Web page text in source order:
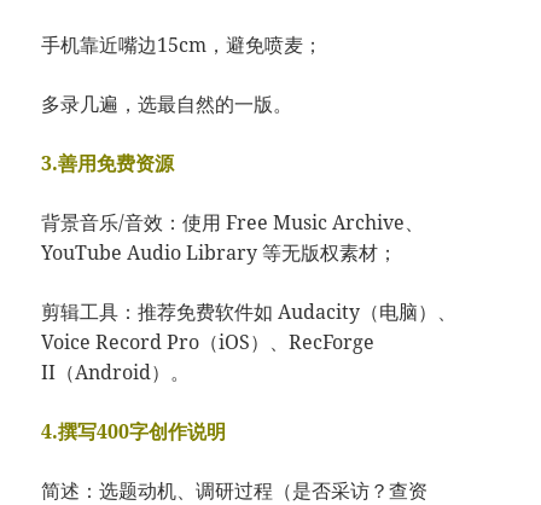
手机靠近嘴边15cm，避免喷麦；
多录几遍，选最自然的一版。
3.善用免费资源
背景音乐/音效：使用 Free Music Archive、
YouTube Audio Library 等无版权素材；
剪辑工具：推荐免费软件如 Audacity（电脑）、
Voice Record Pro（iOS）、RecForge
II（Android）。
4.撰写400字创作说明
简述：选题动机、调研过程（是否采访？查资